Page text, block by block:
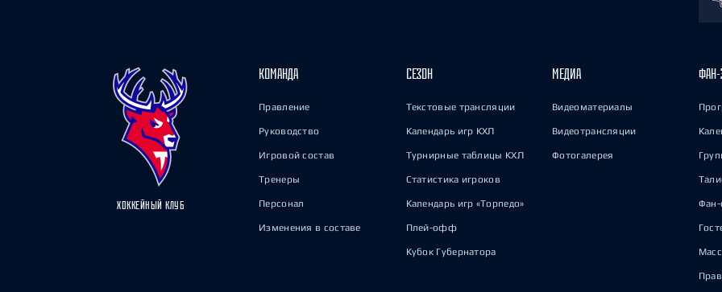
ХОККЕЙНЫЙ КЛУБ
КОМАНДА
Правление
Руководство
Игровой состав
Тренеры
Персонал
Изменения в составе
СЕЗОН
Текстовые трансляции
Календарь игр КХЛ
Турнирные таблицы КХЛ
Статистика игроков
Календарь игр «Торпедо»
Плей-офф
Кубок Губернатора
МЕДИА
Видеоматериалы
Видеотрансляции
Фотогалерея
ФАН-
Фан-